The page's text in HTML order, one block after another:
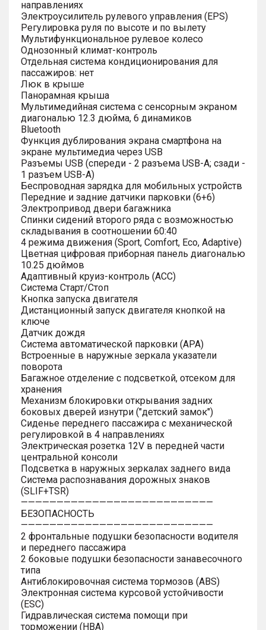
направлениях
Электроусилитель рулевого управления (EPS)
Регулировка руля по высоте и по вылету
Мультифункциональное рулевое колесо
Однозонный климат-контроль
Отдельная система кондиционирования для
пассажиров: нет
Люк в крыше
Панорамная крыша
Мультимедийная система с сенсорным экраном
диагональю 12.3 дюйма, 6 динамиков
Bluetooth
Функция дублирования экрана смартфона на
экране мультимедиа через USB
Разъемы USB (спереди - 2 разъема USB-A; сзади -
1 разъем USB-A)
Беспроводная зарядка для мобильных устройств
Передние и задние датчики парковки (6+6)
Электропривод двери багажника
Спинки сидений второго ряда с возможностью
складывания в соотношении 60:40
4 режима движения (Sport, Comfort, Eco, Adaptive)
Цветная цифровая приборная панель диагональю
10.25 дюймов
Адаптивный круиз-контроль (ACC)
Система Старт/Стоп
Кнопка запуска двигателя
Дистанционный запуск двигателя кнопкой на
ключе
Датчик дождя
Система автоматической парковки (APA)
Встроенные в наружные зеркала указатели
поворота
Багажное отделение с подсветкой, отсеком для
хранения
Механизм блокировки открывания задних
боковых дверей изнутри ("детский замок")
Сиденье переднего пассажира с механической
регулировкой в 4 направлениях
Электрическая розетка 12V в передней части
центральной консоли
Подсветка в наружных зеркалах заднего вида
Система распознавания дорожных знаков
(SLIF+TSR)
———————————————————————————
БЕЗОПАСНОСТЬ
———————————————————————————
2 фронтальные подушки безопасности водителя
и переднего пассажира
2 боковые подушки безопасности занавесочного
типа
Антиблокировочная система тормозов (ABS)
Электронная система курсовой устойчивости
(ESC)
Гидравлическая система помощи при
торможении (HBA)